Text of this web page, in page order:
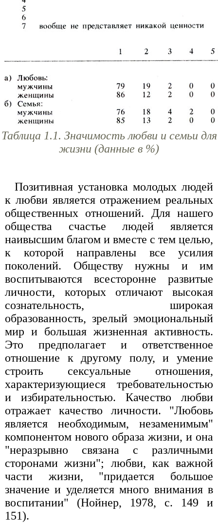
Таблица 1.1. Значимость любви и семьи для
жизни (данные в %)
Позитивная установка молодых людей
к любви является отражением реальных
общественных отношений. Для нашего
общества счастье людей является
наивысшим благом и вместе с тем целью,
к которой направлены все усилия
поколений. Обществу нужны и им
воспитываются всесторонне развитые
личности, которых отличают высокая
сознательность, широкая
образованность, зрелый эмоциональный
мир и большая жизненная активность.
Это предполагает и ответственное
отношение к другому полу, и умение
строить сексуальные отношения,
характеризующиеся требовательностью
и избирательностью. Качество любви
отражает качество личности. "Любовь
является необходимым, незаменимым"
компонентом нового образа жизни, и она
"неразрывно связана с различными
сторонами жизни"; любви, как важной
части жизни, "придается большое
значение и уделяется много внимания в
воспитании" (Нойнер, 1978, с. 149 и
151).